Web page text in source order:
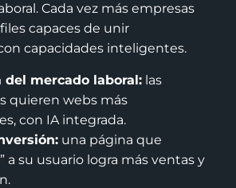
Cada vez más empresas
capaces de unir
capacidades inteligentes.
del mercado laboral: las
quieren webs más
con IA integrada.
una página que
a su usuario logra más ventas y